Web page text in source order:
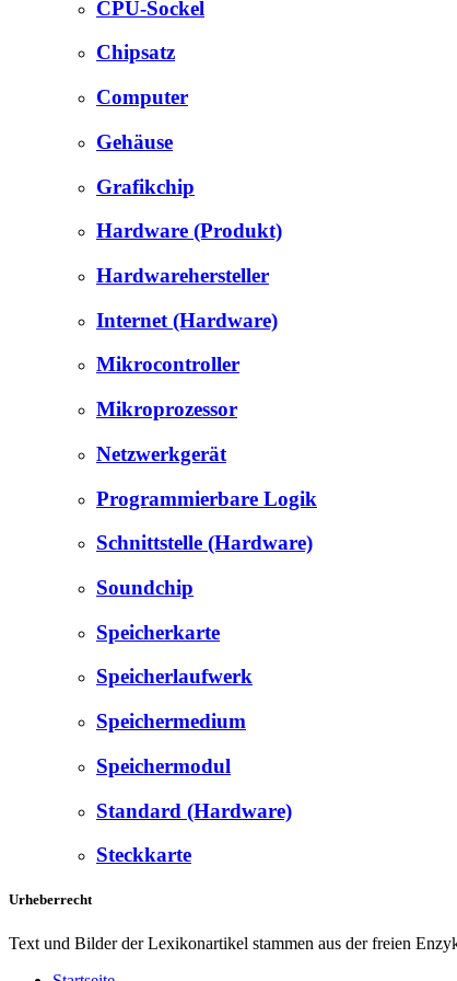
CPU-Sockel
Chipsatz
Computer
Gehäuse
Grafikchip
Hardware (Produkt)
Hardwarehersteller
Internet (Hardware)
Mikrocontroller
Mikroprozessor
Netzwerkgerät
Programmierbare Logik
Schnittstelle (Hardware)
Soundchip
Speicherkarte
Speicherlaufwerk
Speichermedium
Speichermodul
Standard (Hardware)
Steckkarte
Urheberrecht
Text und Bilder der Lexikonartikel stammen aus der freien